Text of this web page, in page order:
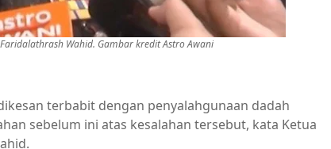
Wahid. Gambar kredit Astro Awani
terbabit dengan penyalahgunaan dadah
sebelum ini atas kesalahan tersebut, kata Ketua